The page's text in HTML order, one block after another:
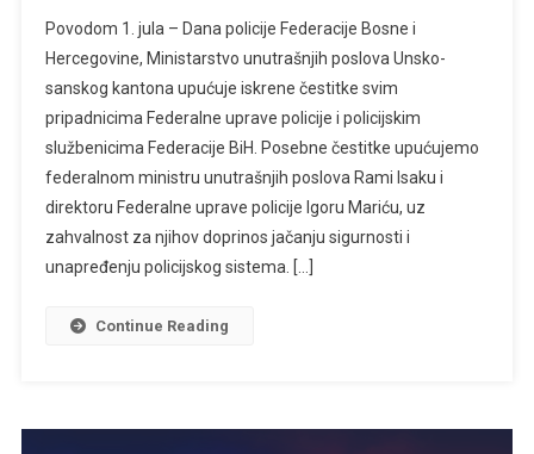
Povodom 1. jula – Dana policije Federacije Bosne i
Hercegovine, Ministarstvo unutrašnjih poslova Unsko-
sanskog kantona upućuje iskrene čestitke svim
pripadnicima Federalne uprave policije i policijskim
službenicima Federacije BiH. Posebne čestitke upućujemo
federalnom ministru unutrašnjih poslova Rami Isaku i
direktoru Federalne uprave policije Igoru Mariću, uz
zahvalnost za njihov doprinos jačanju sigurnosti i
unapređenju policijskog sistema. […]
Continue Reading